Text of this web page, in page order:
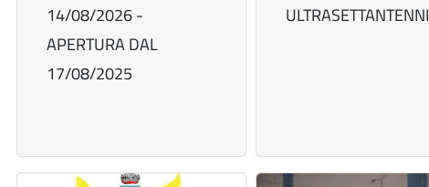
14/08/2026 -
APERTURA DAL
17/08/2025
ULTRASETTANTENNI